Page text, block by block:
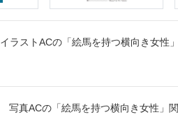
イラストACの「絵馬を持つ横向き女性
写真ACの「絵馬を持つ横向き女性」